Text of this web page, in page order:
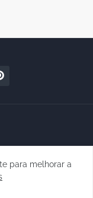
para melhorar a